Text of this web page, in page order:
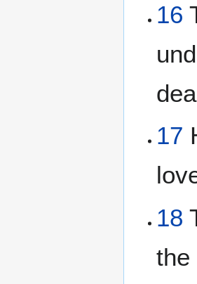
16
17
18
the